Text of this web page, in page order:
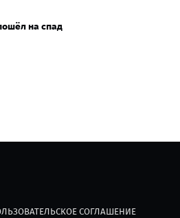
на спад
СОГЛАШЕНИЕ